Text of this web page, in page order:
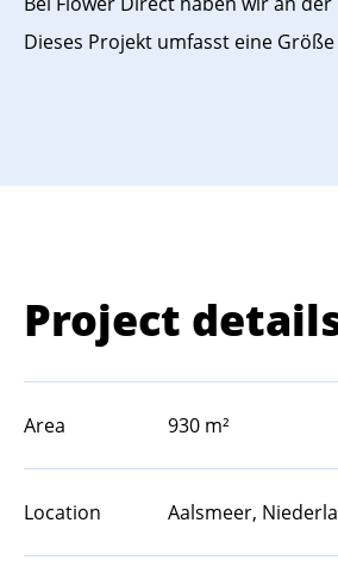
Dieses Projekt umfasst eine Größe
Project
Area 930 m²
Location Aalsmeer,